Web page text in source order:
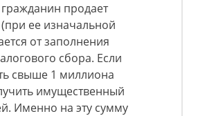
продает
(при ее изначальной
от заполнения
сбора. Если
свыше 1 миллиона
имущественный
Именно на эту сумму